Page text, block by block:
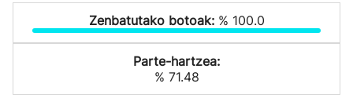
Zenbatutako botoak: % 100.0
Parte-hartzea:
% 71.48